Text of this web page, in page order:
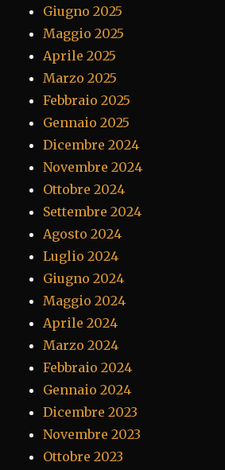
Giugno 2025
Maggio 2025
Aprile 2025
Marzo 2025
Febbraio 2025
Gennaio 2025
Dicembre 2024
Novembre 2024
Ottobre 2024
Settembre 2024
Agosto 2024
Luglio 2024
Giugno 2024
Maggio 2024
Aprile 2024
Marzo 2024
Febbraio 2024
Gennaio 2024
Dicembre 2023
Novembre 2023
Ottobre 2023